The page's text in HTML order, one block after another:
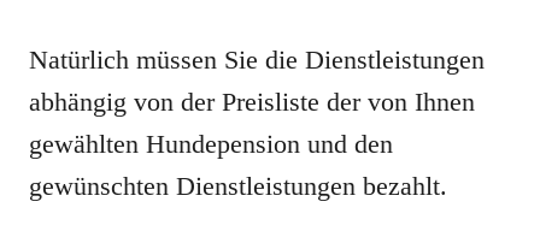
Natürlich müssen Sie die Dienstleistungen
abhängig von der Preisliste der von Ihnen
gewählten Hundepension und den
gewünschten Dienstleistungen bezahlt.